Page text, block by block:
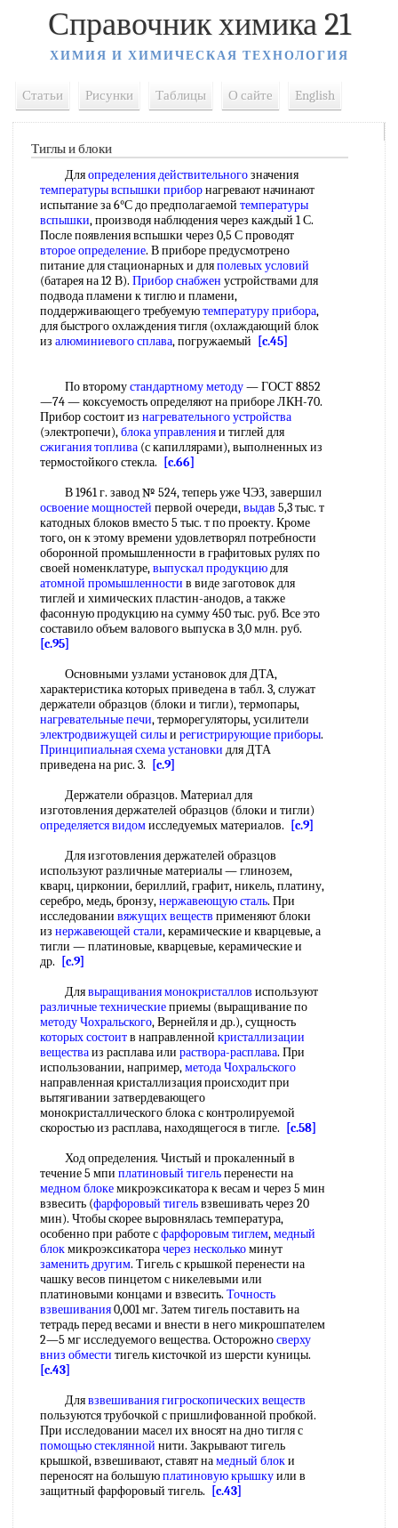
Справочник химика 21
ХИМИЯ И ХИМИЧЕСКАЯ ТЕХНОЛОГИЯ
Статьи Рисунки Таблицы О сайте English
Тиглы и блоки
Дляопределения действительногозначения
температуры вспышки приборнагревают начинают
испытание за 6°С до предполагаемой температуры
вспышки, производя наблюдения через каждый 1 С.
После появления вспышки через 0,5 С проводят
второе определение. В приборе предусмотрено
питание для стационарных и дляполевых условий
(батарея на 12 В). Прибор снабжен устройствами для
подвода пламени к тиглю и пламени,
поддерживающего требуемуютемпературу прибора,
для быстрого охлаждения тигля (охлаждающий блок
из алюминиевого сплава, погружаемый [c.45]
По второмустандартному методу— ГОСТ 8852
—74 — коксуемость определяют на приборе ЛКН-70.
Прибор состоит из нагревательного устройства
(электропечи),блока управленияи тиглей для
сжигания топлива (с капиллярами), выполненных из
термостойкого стекла.
[c.66]
В 1961 г. завод № 524, теперь уже ЧЭЗ, завершил
освоение мощностей первой очереди,выдав 5,3 тыс. т
катодных блоков вместо 5 тыс. т по проекту. Кроме
того, он к этому времени удовлетворял потребности
оборонной промышленности в графитовых рулях по
своей номенклатуре,выпускал продукциюдля
атомной промышленности в виде заготовок для
тиглей и химических пластин-анодов, а также
фасонную продукцию на сумму 450 тыс. руб. Все это
составило объем валового выпуска в 3,0 млн. руб.
[c.95]
Основными узлами установок для ДТА,
характеристика которых приведена в табл. 3, служат
держатели образцов (блоки и тигли), термопары,
нагревательные печи, терморегуляторы, усилители
электродвижущей силыи регистрирующие приборы.
Принципиальная схема установки для ДТА
приведена на рис. 3.
[c.9]
Держатели образцов. Материал для
изготовления держателей образцов (блоки и тигли)
определяется видомисследуемых материалов.
[c.9]
Для изготовления держателей образцов
используют различные материалы — глинозем,
кварц, цирконии, бериллий, графит, никель, платину,
серебро, медь, бронзу,нержавеющую сталь. При
исследовании вяжущих веществ применяют блоки
из нержавеющей стали, керамические и кварцевые, а
тигли — платиновые, кварцевые, керамические и
др.
[c.9]
Длявыращивания монокристаллов используют
различные техническиеприемы (выращивание по
методу Чохральского, Вернейля и др.), сущность
которых состоитв направленной кристаллизации
веществаиз расплава или раствора-расплава. При
использовании, например,метода Чохральского
направленная кристаллизация происходит при
вытягивании затвердевающего
монокристаллического блока с контролируемой
скоростью из расплава, находящегося в тигле.
[c.58]
Ход определения. Чистый и прокаленный в
течение 5 мпи платиновый тигельперенести на
медном блокемикроэксикатора к весам и через 5 мин
взвесить (фарфоровый тигельвзвешивать через 20
мин). Чтобы скорее выровнялась температура,
особенно при работе сфарфоровым тиглем,медный
блокмикроэксикаторачерез несколькоминут
заменить другим. Тигель с крышкой перенести на
чашку весов пинцетом с никелевыми или
платиновыми концами и взвесить. Точность
взвешивания0,001 мг. Затем тигель поставить на
тетрадь перед весами и внести в него микрошпателем
2—5 мг исследуемого вещества. Осторожносверху
вниз обмести тигель кисточкой из шерсти куницы.
[c.43]
Длявзвешивания гигроскопических веществ
пользуются трубочкой с пришлифованной пробкой.
При исследовании масел их вносят на дно тигля с
помощью стеклянной нити. Закрывают тигель
крышкой, взвешивают, ставят намедный блоки
переносят на большуюплатиновую крышкуили в
защитный фарфоровый тигель.
[c.43]